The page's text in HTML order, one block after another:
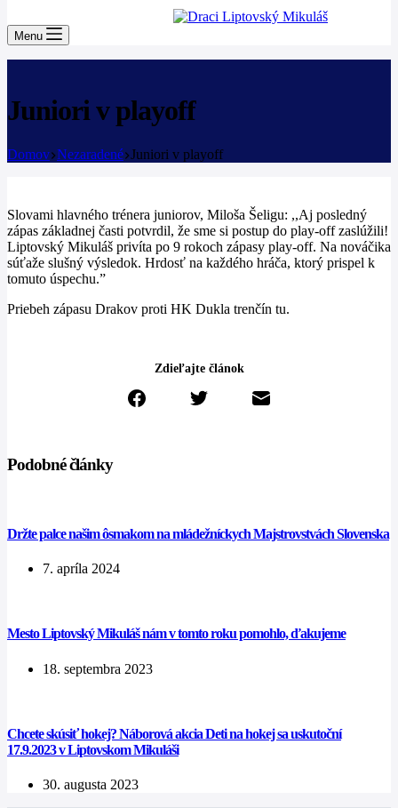
Menu
Juniori v playoff
Domov Nezaradené Juniori v playoff
Slovami hlavného trénera juniorov, Miloša Šeligu: ,,Aj posledný
zápas základnej časti potvrdil, že sme si postup do play-off zaslúžili!
Liptovský Mikuláš privíta po 9 rokoch zápasy play-off. Na nováčika
súťaže slušný výsledok. Hrdosť na každého hráča, ktorý prispel k
tomuto úspechu.”
Priebeh zápasu Drakov proti HK Dukla trenčín tu.
Zdieľajte článok
Podobné články
Držte palce našim ôsmakom na mládežníckych Majstrovstvách Slovenska
7. apríla 2024
Mesto Liptovský Mikuláš nám v tomto roku pomohlo, ďakujeme
18. septembra 2023
Chcete skúsiť hokej? Náborová akcia Deti na hokej sa uskutoční
17.9.2023 v Liptovskom Mikuláši
30. augusta 2023